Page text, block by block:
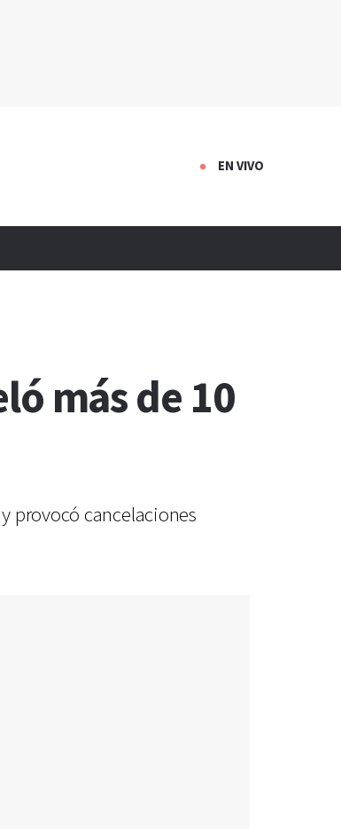
EN VIVO
más de 10
provocó cancelaciones